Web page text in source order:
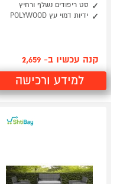
סט ריפודים נשלף ורחיץ
ידיות דמוי עץ POLYWOOD
קנה עכשיו ב- 2,659
למידע ורכישה